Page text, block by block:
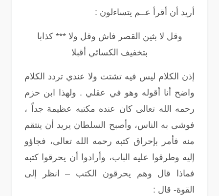
أريد أن أقرأ عــم يتساءلون :
وقل لا بثين القصر فاش وقل ولا *** كذابا
بتخفيف الكسائي أقبلا
إذن الكلام ليس فيه تشتت ولا عندي تردد الكلام
واضح أنا أقوله وهو في عقلي . ولهذا ابن حزم
رحمه الله تعالى كان عنده مكتبه عظيمة جداً ،
فوشى به الناس، وأصبح السلطان يريد أن ينتقم
منه فأمر بإحراق كتبه رحمه الله تعالى، فجاؤو
إليه وطرقوا عليه الباب، وأرادوا أن يحرقوا كتبه
فماذا قال وهم يحرقون الكتب – انظر إلى
القوة- قال :